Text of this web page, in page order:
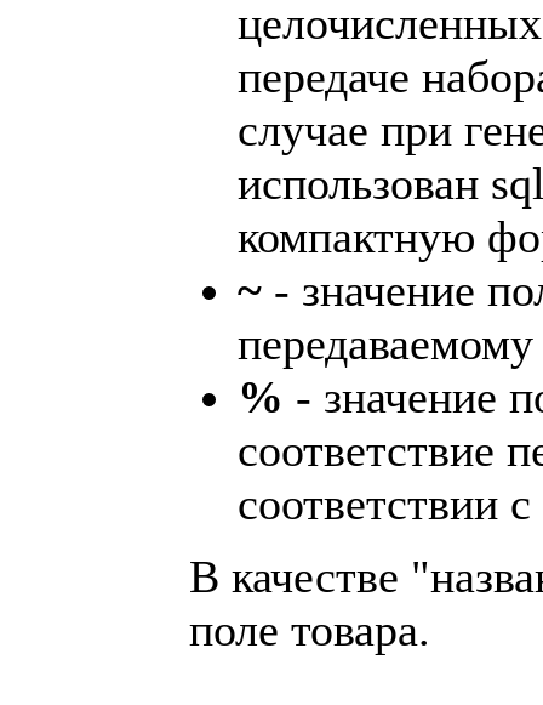
передаче
случае при
использован
компактную
~ - значение
% - значение
соответствие
соответствии
В качестве
поле товара.